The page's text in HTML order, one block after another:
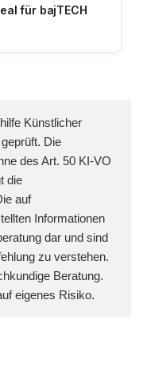
für bajTECH
Künstlicher
Die
des Art. 50 KI-VO
die
auf
Informationen
dar und sind
zu verstehen.
Beratung.
eigenes Risiko.